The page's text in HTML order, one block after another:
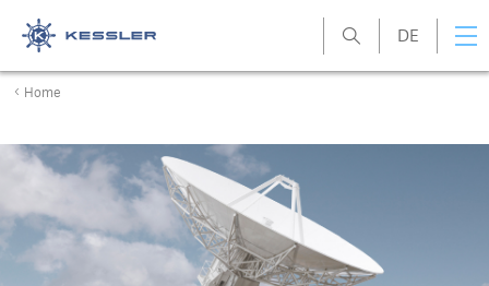
Kessler DE
Home